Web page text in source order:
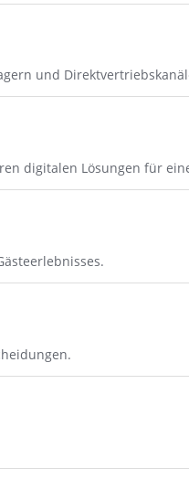
und
digitalen Lösungen für